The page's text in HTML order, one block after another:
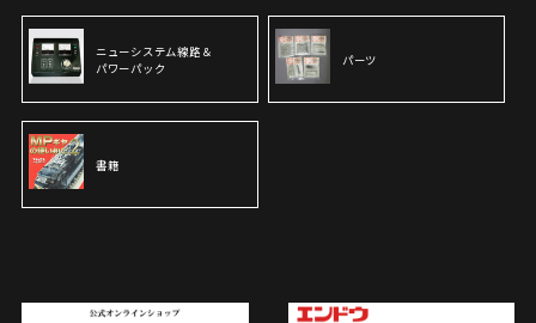
ニューシステム線路＆
パワーパック
パーツ
書籍